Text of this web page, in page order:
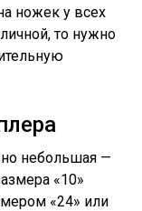
ножек у всех
то нужно
небольшая —
«10»
«24» или